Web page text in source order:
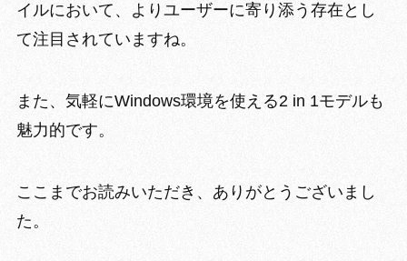
イルにおいて、より ユーザーに寄り添う存在とし
て注目 されていますね。
また、気軽にWindows環境を使える2 in 1モデルも
魅力的です。
ここまでお読みいただき、ありがとうございまし
た。